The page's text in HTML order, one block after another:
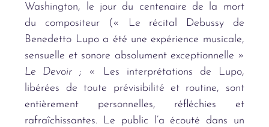
Washington, le jour du centenaire de la mort
du compositeur (« Le récital Debussy de
Benedetto Lupo a été une expérience musicale,
sensuelle et sonore absolument exceptionnelle »
Le Devoir ; « Les interprétations de Lupo,
libérées de toute prévisibilité et routine, sont
entièrement personnelles, réfléchies et
rafraîchissantes. Le public l’a écouté dans un